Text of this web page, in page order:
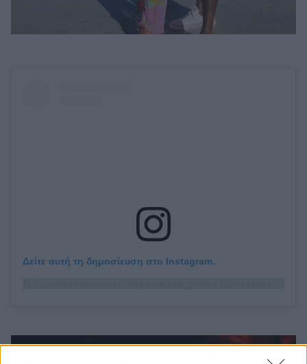
Δείτε αυτή τη δημοσίευση στο Instagram.